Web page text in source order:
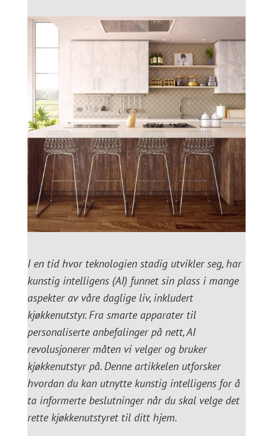
I en tid hvor teknologien stadig utvikler seg, har
kunstig intelligens (AI) funnet sin plass i mange
aspekter av våre daglige liv, inkludert
kjøkkenutstyr. Fra smarte apparater til
personaliserte anbefalinger på nett, AI
revolusjonerer måten vi velger og bruker
kjøkkenutstyr på. Denne artikkelen utforsker
hvordan du kan utnytte kunstig intelligens for å
ta informerte beslutninger når du skal velge det
rette kjøkkenutstyret til ditt hjem.